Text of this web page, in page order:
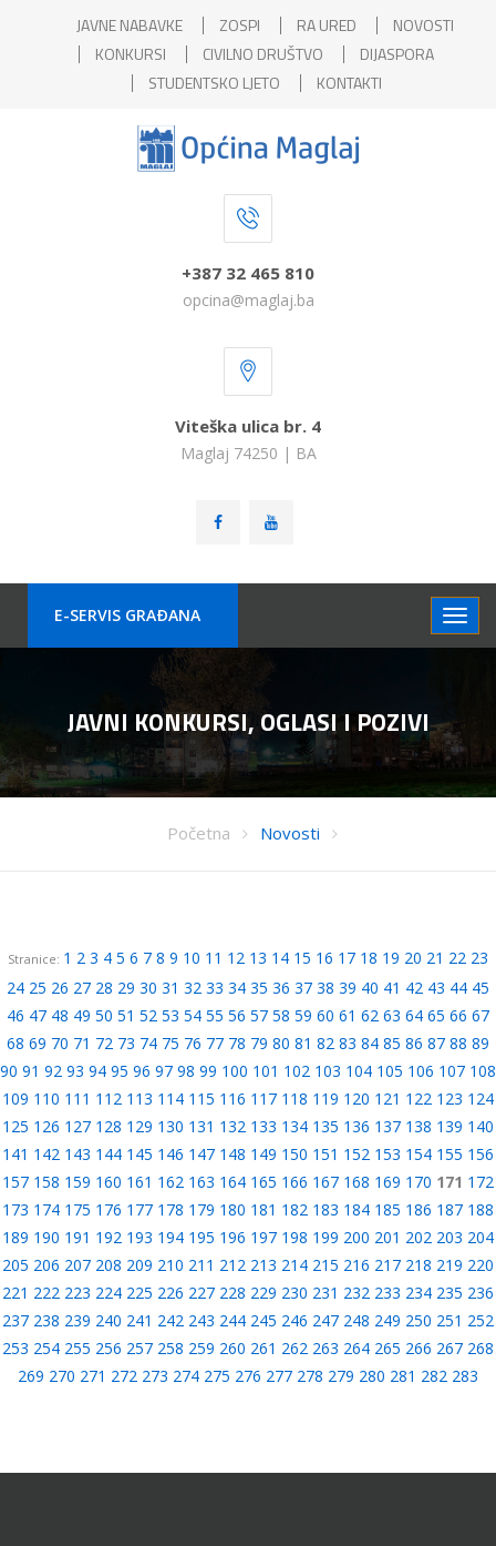
JAVNE NABAVKE ZOSPI RA URED
NOVOSTI
KONKURSI
CIVILNO DRUŠTVO
DIJASPORA
STUDENTSKO LJETO
KONTAKTI
+387 32 465 810
opcina@maglaj.ba
Viteška ulica br. 4
Maglaj 74250 | BA
E-SERVIS GRAÐANA
JAVNI KONKURSI, OGLASI I POZIVI
Početna Novosti
Stranice: 1 2 3 4 5 6 7 8 9 10 11 12 13 14 15 16 17 18 19 20 21 22 23
24 25 26 27 28 29 30 31 32 33 34 35 36 37 38 39 40 41 42 43 44 45
46 47 48 49 50 51 52 53 54 55 56 57 58 59 60 61 62 63 64 65 66 67
68 69 70 71 72 73 74 75 76 77 78 79 80 81 82 83 84 85 86 87 88 89
90 91 92 93 94 95 96 97 98 99 100 101 102 103 104 105 106 107 108
109 110 111 112 113 114 115 116 117 118 119 120 121 122 123 124
125 126 127 128 129 130 131 132 133 134 135 136 137 138 139 140
141 142 143 144 145 146 147 148 149 150 151 152 153 154 155 156
157 158 159 160 161 162 163 164 165 166 167 168 169 170 171 172
173 174 175 176 177 178 179 180 181 182 183 184 185 186 187 188
189 190 191 192 193 194 195 196 197 198 199 200 201 202 203 204
205 206 207 208 209 210 211 212 213 214 215 216 217 218 219 220
221 222 223 224 225 226 227 228 229 230 231 232 233 234 235 236
237 238 239 240 241 242 243 244 245 246 247 248 249 250 251 252
253 254 255 256 257 258 259 260 261 262 263 264 265 266 267 268
269 270 271 272 273 274 275 276 277 278 279 280 281 282 283